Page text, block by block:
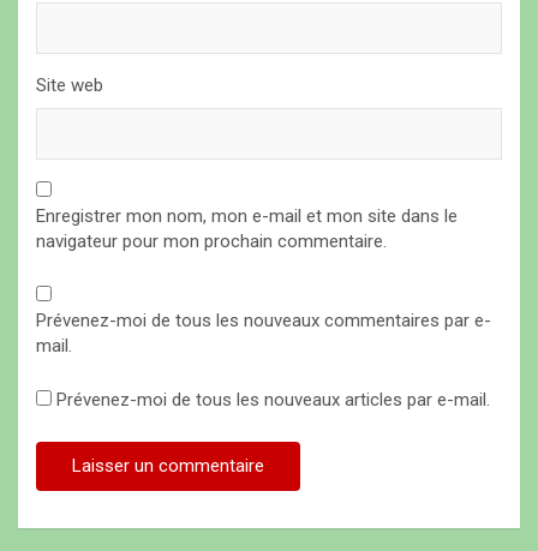
Site web
Enregistrer mon nom, mon e-mail et mon site dans le
navigateur pour mon prochain commentaire.
Prévenez-moi de tous les nouveaux commentaires par e-
mail.
Prévenez-moi de tous les nouveaux articles par e-mail.